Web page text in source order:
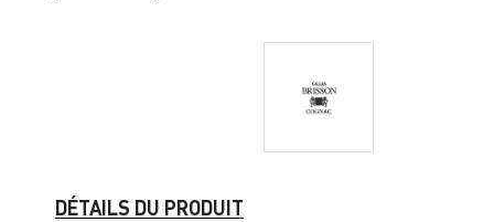
DÉTAILS DU PRODUIT